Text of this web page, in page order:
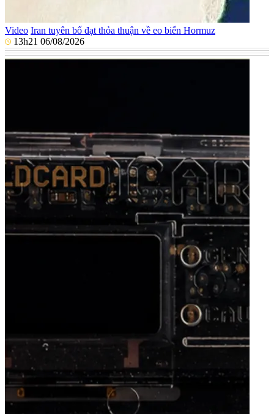
Video Iran tuyên bố đạt thỏa thuận về eo biển Hormuz
13h21 06/08/2026